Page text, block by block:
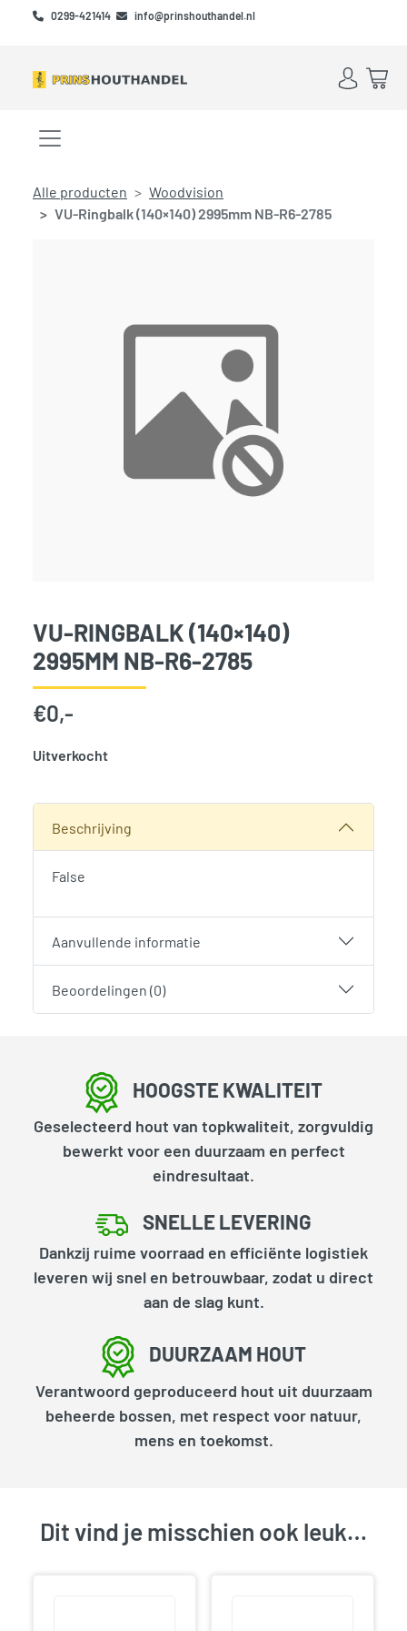
Skip to main content
Skip to footer
0299-421414 info@prinshouthandel.nl
Account
Menu openen/sluiten
Alle producten
Woodvision
VU-Ringbalk (140×140) 2995mm NB-R6-2785
VU-RINGBALK (140×140)
2995MM NB-R6-2785
€0,-
Uitverkocht
Beschrijving
False
Aanvullende informatie
Beoordelingen (0)
HOOGSTE KWALITEIT
Geselecteerd hout van topkwaliteit, zorgvuldig
bewerkt voor een duurzaam en perfect
eindresultaat.
SNELLE LEVERING
Dankzij ruime voorraad en efficiënte logistiek
leveren wij snel en betrouwbaar, zodat u direct
aan de slag kunt.
DUURZAAM HOUT
Verantwoord geproduceerd hout uit duurzaam
beheerde bossen, met respect voor natuur,
mens en toekomst.
Dit vind je misschien ook leuk…